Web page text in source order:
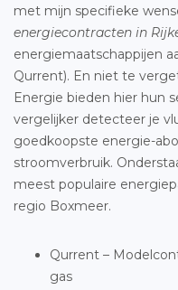
met mijn specifieke
energiecontracten in
energiemaatschappijen
Qurrent). En niet te
Energie bieden hier hun
vergelijker detecteer je
goedkoopste energie-
stroomverbruik.
meest populaire
regio Boxmeer.
Qurrent –
gas